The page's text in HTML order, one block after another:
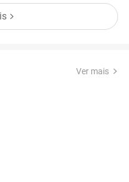
Ver mais